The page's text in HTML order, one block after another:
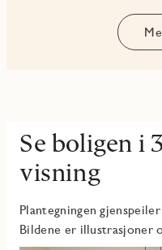
Se boligen i
visning
Plantegningen
Bildene er illustrasjoner